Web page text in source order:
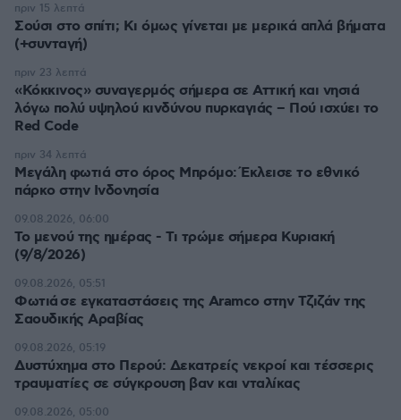
Σούσι στο σπίτι; Κι όμως γίνεται με μερικά απλά βήματα
(+συνταγή)
πριν 15 λεπτά
«Κόκκινος» συναγερμός σήμερα σε Αττική και νησιά
λόγω πολύ υψηλού κινδύνου πυρκαγιάς – Πού ισχύει το
Red Code
πριν 23 λεπτά
Μεγάλη φωτιά στο όρος Μπρόμο: Έκλεισε το εθνικό
πάρκο στην Ινδονησία
πριν 34 λεπτά
Το μενού της ημέρας - Τι τρώμε σήμερα Κυριακή
(9/8/2026)
09.08.2026, 06:00
Φωτιά σε εγκαταστάσεις της Aramco στην Τζιζάν της
Σαουδικής Αραβίας
09.08.2026, 05:51
Δυστύχημα στο Περού: Δεκατρείς νεκροί και τέσσερις
τραυματίες σε σύγκρουση βαν και νταλίκας
09.08.2026, 05:19
09.08.2026, 05:00